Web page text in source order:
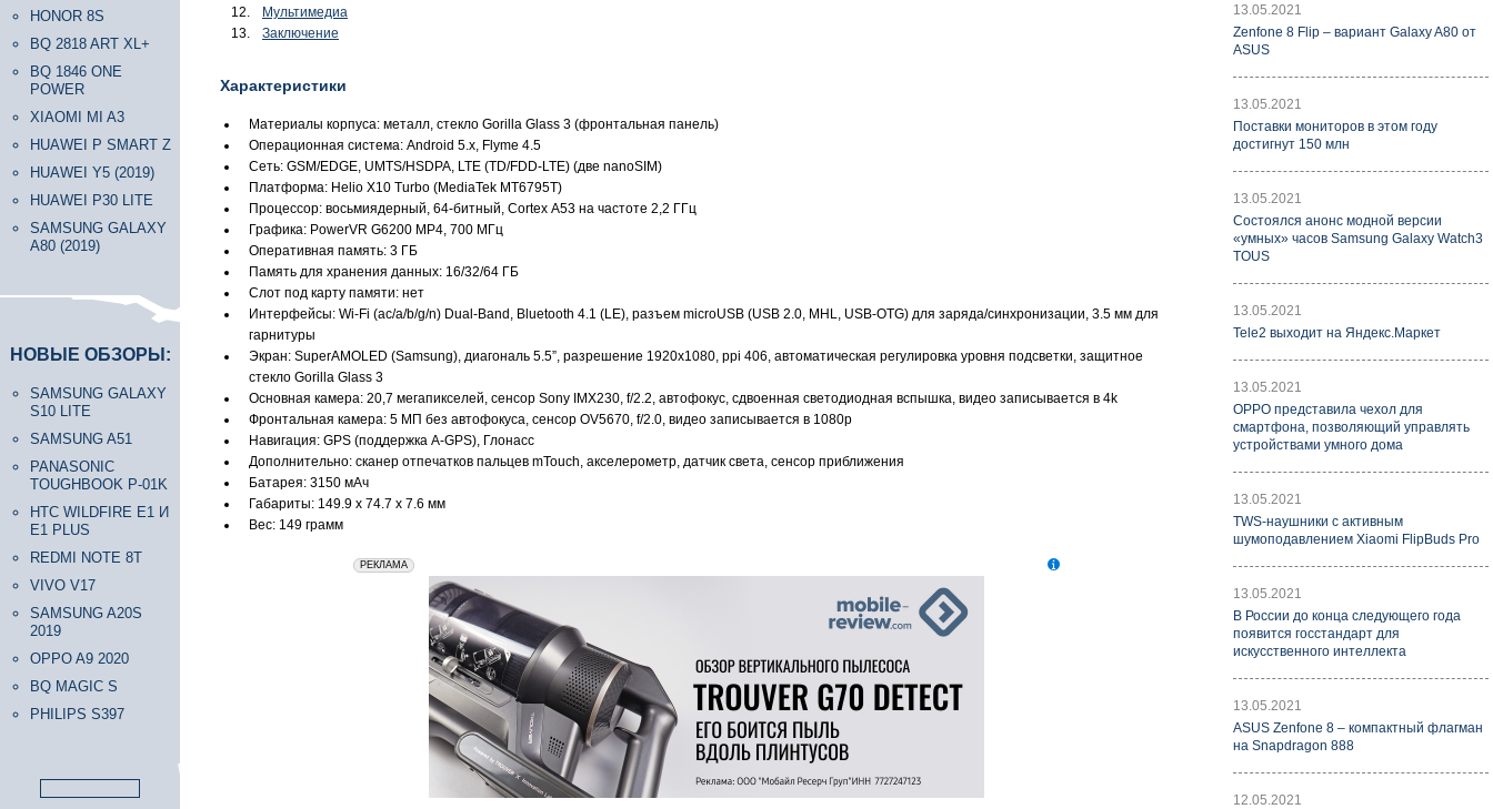
HONOR 8S
BQ 2818 ART XL+
BQ 1846 ONE
POWER
XIAOMI MI A3
HUAWEI P SMART Z
HUAWEI Y5 (2019)
HUAWEI P30 LITE
SAMSUNG GALAXY
A80 (2019)
НОВЫЕ ОБЗОРЫ:
SAMSUNG GALAXY
S10 LITE
SAMSUNG A51
PANASONIC
TOUGHBOOK P-01K
HTC WILDFIRE E1 И
E1 PLUS
REDMI NOTE 8T
VIVO V17
SAMSUNG A20S
2019
OPPO A9 2020
BQ MAGIC S
PHILIPS S397
Мультимедиа
Заключение
Характеристики
Материалы корпуса: металл, стекло Gorilla Glass 3 (фронтальная панель)
Операционная система: Android 5.x, Flyme 4.5
Сеть: GSM/EDGE, UMTS/HSDPA, LTE (TD/FDD-LTE) (две nanoSIM)
Платформа: Helio X10 Turbo (MediaTek MT6795T)
Процессор: восьмиядерный, 64-битный, Corteх A53 на частоте 2,2 ГГц
Графика: PowerVR G6200 MP4, 700 МГц
Оперативная память: 3 ГБ
Память для хранения данных: 16/32/64 ГБ
Слот под карту памяти: нет
Интерфейсы: Wi-Fi (ac/a/b/g/n) Dual-Band, Bluetooth 4.1 (LE), разъем microUSB (USB 2.0, MHL, USB-OTG) для заряда/синхронизации, 3.5 мм для
гарнитуры
Экран: SuperAMOLED (Samsung), диагональ 5.5”, разрешение 1920x1080, ppi 406, автоматическая регулировка уровня подсветки, защитное
стекло Gorilla Glass 3
Основная камера: 20,7 мегапикселей, сенсор Sony IMX230, f/2.2, автофокус, сдвоенная светодиодная вспышка, видео записывается в 4k
Фронтальная камера: 5 МП без автофокуса, сенсор OV5670, f/2.0, видео записывается в 1080p
Навигация: GPS (поддержка A-GPS), Глонасс
Дополнительно: сканер отпечатков пальцев mTouch, акселерометр, датчик света, сенсор приближения
Батарея: 3150 мАч
Габариты: 149.9 x 74.7 x 7.6 мм
Вес: 149 грамм
erid: 2VfnxxmNzs5
РЕКЛАМА
13.05.2021
Zenfone 8 Flip – вариант Galaxy A80 от
ASUS
13.05.2021
Поставки мониторов в этом году
достигнут 150 млн
13.05.2021
Состоялся анонс модной версии
«умных» часов Samsung Galaxy Watch3
TOUS
13.05.2021
Tele2 выходит на Яндекс.Маркет
13.05.2021
OPPO представила чехол для
смартфона, позволяющий управлять
устройствами умного дома
13.05.2021
TWS-наушники с активным
шумоподавлением Xiaomi FlipBuds Pro
13.05.2021
В России до конца следующего года
появится госстандарт для
искусственного интеллекта
13.05.2021
ASUS Zenfone 8 – компактный флагман
на Snapdragon 888
12.05.2021